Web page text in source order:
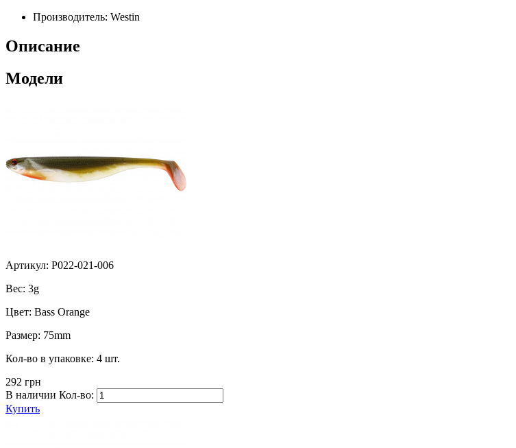
Производитель: Westin
Описание
Модели
Артикул: P022-021-006
Вес: 3g
Цвет: Bass Orange
Размер: 75mm
Кол-во в упаковке: 4 шт.
292 грн
В наличии Кол-во:
Купить